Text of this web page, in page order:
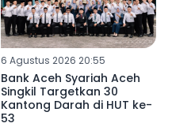
6 Agustus 2026 20:55
Bank Aceh Syariah Aceh
Singkil Targetkan 30
Kantong Darah di HUT ke-
53